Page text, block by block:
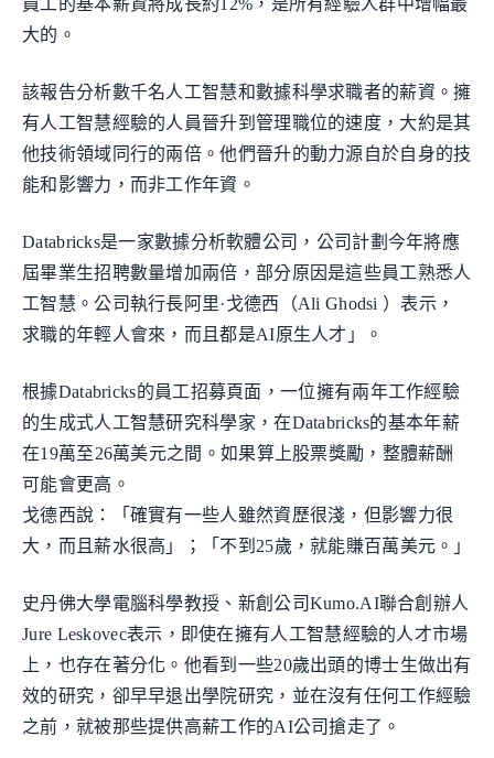
大的。
該報告分析數千名人工智慧和數據科學求職者的薪資。擁
有人工智慧經驗的人員晉升到管理職位的速度，大約是其
他技術領域同行的兩倍。他們晉升的動力源自於自身的技
能和影響力，而非工作年資。
Databricks是一家數據分析軟體公司，公司計劃今年將應
屆畢業生招聘數量增加兩倍，部分原因是這些員工熟悉人
工智慧。公司執行長阿里·戈德西（Ali Ghodsi ）表示，
求職的年輕人會來，而且都是AI原生人才」。
根據Databricks的員工招募頁面，一位擁有兩年工作經驗
的生成式人工智慧研究科學家，在Databricks的基本年薪
在19萬至26萬美元之間。如果算上股票獎勵，整體薪酬
可能會更高。
戈德西說：「確實有一些人雖然資歷很淺，但影響力很
大，而且薪水很高」；「不到25歲，就能賺百萬美元。」
史丹佛大學電腦科學教授、新創公司Kumo.AI聯合創辦人
Jure Leskovec表示，即使在擁有人工智慧經驗的人才市場
上，也存在著分化。他看到一些20歲出頭的博士生做出有
效的研究，卻早早退出學院研究，並在沒有任何工作經驗
之前，就被那些提供高薪工作的AI公司搶走了。